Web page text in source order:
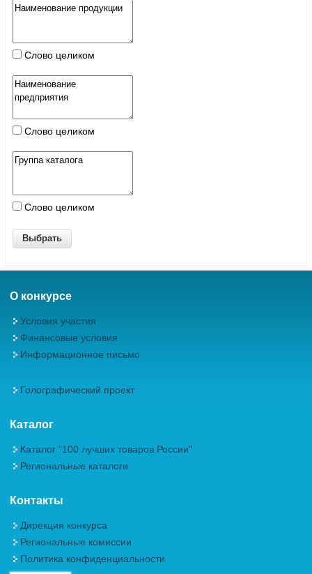
Слово целиком
Слово целиком
Слово целиком
О конкурсе
Условия участия
Финансовые условия
Информационное письмо
Голографический проект
Каталог
Каталог "100 лучших товаров России"
Региональные каталоги
Контакты
Дирекция конкурса
Региональные комиссии
Политика конфиденциальности